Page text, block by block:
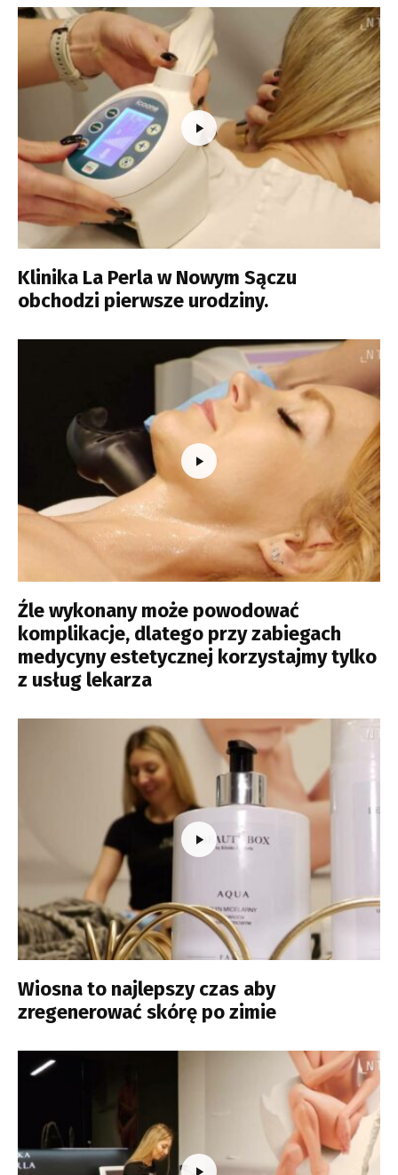
Klinika La Perla w Nowym Sączu
obchodzi pierwsze urodziny.
Źle wykonany może powodować
komplikacje, dlatego przy zabiegach
medycyny estetycznej korzystajmy tylko
z usług lekarza
Wiosna to najlepszy czas aby
zregenerować skórę po zimie